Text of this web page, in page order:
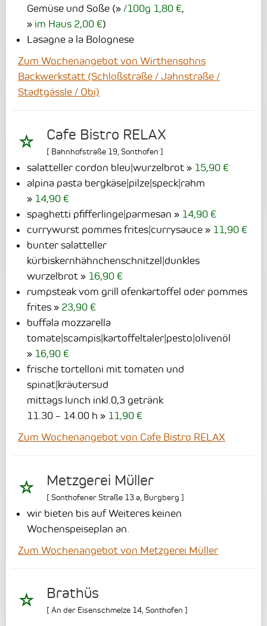
Gemüse und Soße ( /100g 1,80 €,
im Haus 2,00 €)
Lasagne a la Bolognese
Zum Wochenangebot von Wirthensohns
Backwerkstatt (Schloßstraße / Jahnstraße /
Stadtgässle / Obi)
Cafe Bistro RELAX
[ Bahnhofstraße 19,Sonthofen ]
salatteller cordon bleu|wurzelbrot
15,90 €
alpina pasta bergkäse|pilze|speck|rahm
14,90 €
spaghetti pfifferlinge|parmesan
14,90 €
currywurst pommes frites|currysauce
11,90 €
bunter salatteller
kürbiskernhähnchenschnitzel|dunkles
wurzelbrot
16,90 €
rumpsteak vom grill ofenkartoffel oder pommes
frites
23,90 €
buffala mozzarella
tomate|scampis|kartoffeltaler|pesto|olivenöl
16,90 €
frische tortelloni mit tomaten und
spinat|kräutersud
mittags lunch inkl.0,3 getränk
11.30 – 14.00 h
11,90 €
Zum Wochenangebot von Cafe Bistro RELAX
Metzgerei Müller
[ Sonthofener Straße 13 a Burgberg ]
wir bieten bis auf Weiteres keinen
Wochenspeiseplan an.
Zum Wochenangebot von Metzgerei Müller
Brathüs
[ An der Eisenschmelze 14 Sonthofen ]